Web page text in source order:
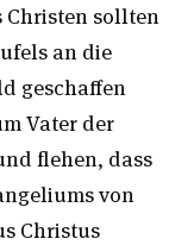
Christen sollten
an die
geschaffen
Vater der
flehen, dass
von
Christus